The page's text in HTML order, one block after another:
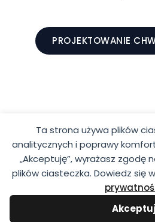
Ta strona używa plików
analitycznych i poprawy
„Akceptuję”, wyrażasz zgodę
plików ciasteczka. Dowiedz się
Akceptuj
PROJEKTOWANIE
REGULAMIN SKLEPU